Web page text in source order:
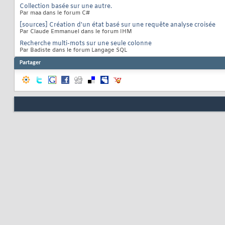
Collection basée sur une autre.
Par maa dans le forum C#
[sources] Création d'un état basé sur une requête analyse croisée
Par Claude Emmanuel dans le forum IHM
Recherche multi-mots sur une seule colonne
Par Badiste dans le forum Langage SQL
Partager